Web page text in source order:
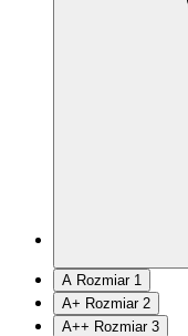
A Rozmiar 1
A+ Rozmiar 2
A++ Rozmiar 3